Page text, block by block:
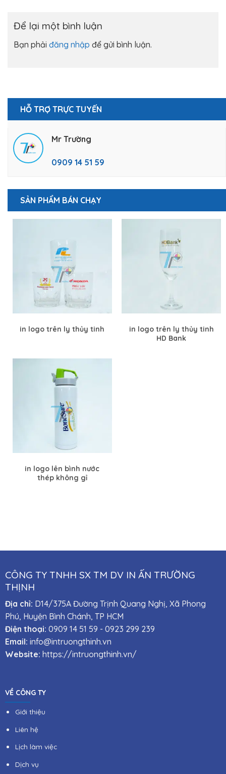
Để lại một bình luận
Bạn phải đăng nhập để gửi bình luận.
HỖ TRỢ TRỰC TUYẾN
Mr Trường
0909 14 51 59
SẢN PHẨM BÁN CHẠY
in logo trên ly thủy tinh
in logo trên ly thủy tinh
HD Bank
in logo lên bình nước
thép không gỉ
CÔNG TY TNHH SX TM DV IN ẤN TRƯỜNG
THỊNH
Địa chỉ: D14/375A Đường Trịnh Quang Nghị, Xã Phong
Phú, Huyện Bình Chánh, TP HCM
Điện thoại: 0909 14 51 59 - 0923 299 239
Email: info@intruongthinh.vn
Website: https://intruongthinh.vn/
VỀ CÔNG TY
Giới thiệu
Liên hệ
Lịch làm việc
Dịch vụ